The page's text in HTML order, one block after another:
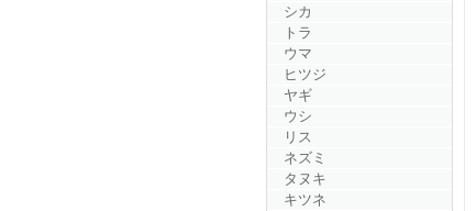
シカ
トラ
ウマ
ヒツジ
ヤギ
ウシ
リス
ネズミ
タヌキ
キツネ